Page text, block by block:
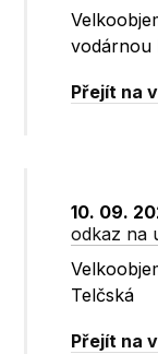
vodárnou
Přejít na
10. 09.
odkaz na
Telčská
Přejít na